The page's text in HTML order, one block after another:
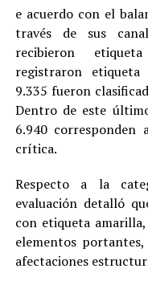
e acuerdo con el
través de sus
recibieron
registraron
9.335 fueron
Dentro de este
6.940 corresponden
crítica.
Respecto a la
evaluación detalló
con etiqueta
elementos
afectaciones